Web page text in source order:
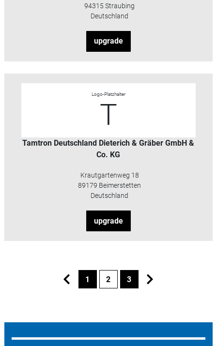
94315 Straubing
Deutschland
upgrade
Logo-Platzhalter
T
Tamtron Deutschland Dieterich & Gräber GmbH &
Co. KG
Krautgartenweg 18
89179 Beimerstetten
Deutschland
upgrade
1 2 3